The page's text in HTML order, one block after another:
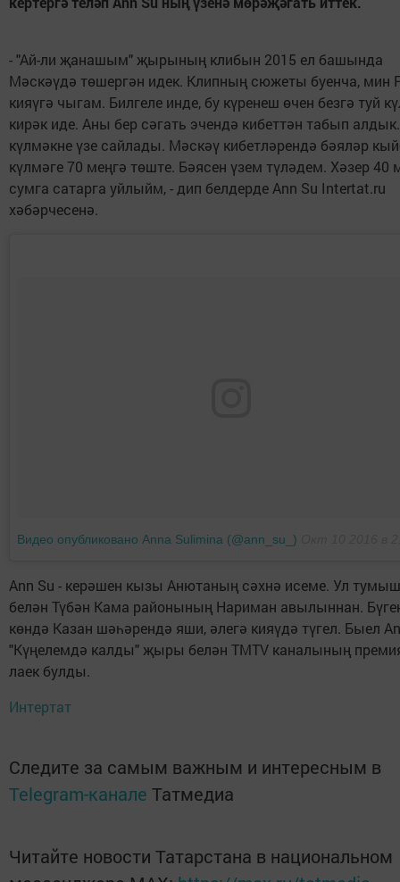
- "Ай-ли җанашым" җырының клибын 2015 ел башында
Мәскәүдә төшергән идек. Клипның сюжеты буенча, мин
кияүгә чыгам. Билгеле инде, бу күренеш өчен безгә туй
кирәк иде. Аны бер сәгать эчендә кибеттән табып
күлмәкне үзе сайлады. Мәскәү кибетләрендә бәяләр
күлмәге 70 меңгә төште. Бәясен үзем түләдем. Хәзер 40
сумга сатарга уйлыйм, - дип белдерде Аnn Su Intertat.ru
хәбәрчесенә.
Видео опубликовано Anna Sulimina (@ann_su_)
Аnn Su - керәшен кызы Анютаның сәхнә исеме. Ул
белән Түбән Кама районының Нариман авылыннан.
көндә Казан шәһәрендә яши, әлегә кияүдә түгел. Быел
"Күңелемдә калды" җыры белән ТМТV каналының
лаек булды.
Интертат
Следите за самым важным и интересным в
Telegram-канале Татмедиа
Читайте новости Татарстана в национальном